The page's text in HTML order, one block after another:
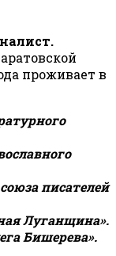
проживает в
писателей
Луганщина».
Бишерева».